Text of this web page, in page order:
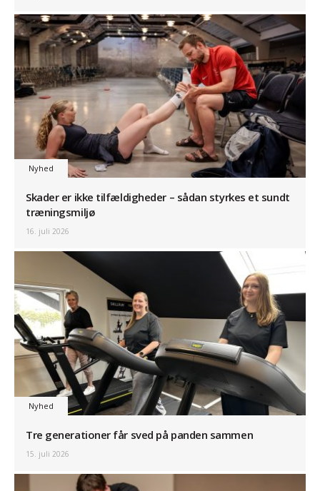
Nyhed
Skader er ikke tilfældigheder – sådan styrkes et sundt
træningsmiljø
16. juli 2026
Nyhed
Tre generationer får sved på panden sammen
15. juli 2026